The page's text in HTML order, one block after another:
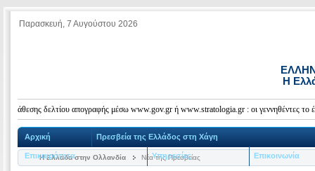
Παρασκευή, 7 Αυγούστου 2026
Η
δελτίου απογραφής μέσω www.gov.gr ή www.stratologia.gr : οι γεννηθέντες το
Αρχική Πρεσβεία της Ελλάδος στη Χάγη
Επικαιρότητα Υπηρεσίες Επικοινωνία
Η Ελλάδα στην Ολλανδία Νέα της Πρεσβείας